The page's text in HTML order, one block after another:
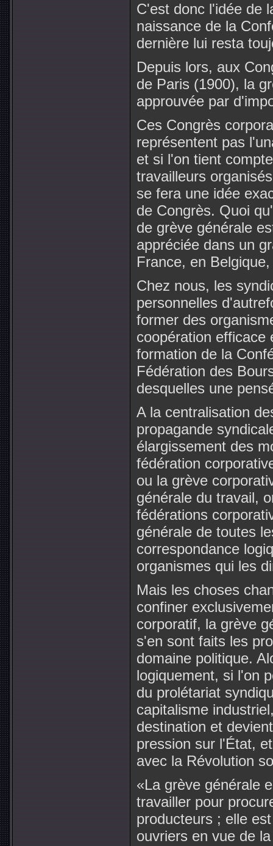
C'est donc l'idée de
naissance de la
dernière lui resta
Depuis lors, aux
de Paris (1900), la
approuvée par
Ces Congrès
représentent pas
et si l'on tient
travailleurs
se fera une idée
de Congrès. Quoi
de grève générale
appréciée dans un
France, en
Chez nous, les
personnelles
former des
coopération efficace
formation de la
Fédération des
desquelles une
A la centralisation
propagande
élargissement des
fédération
ou la grève
générale du travail,
fédérations
générale de toutes
correspondance
organismes qui les
Mais les choses
confiner
corporatif, la grève
s'en sont faits les
domaine politique.
logiquement, si l'on
du prolétariat
capitalisme
destination et
pression sur l'État,
avec la Révolution
«La grève générale
travailler pour
producteurs ; elle
ouvriers en vue de